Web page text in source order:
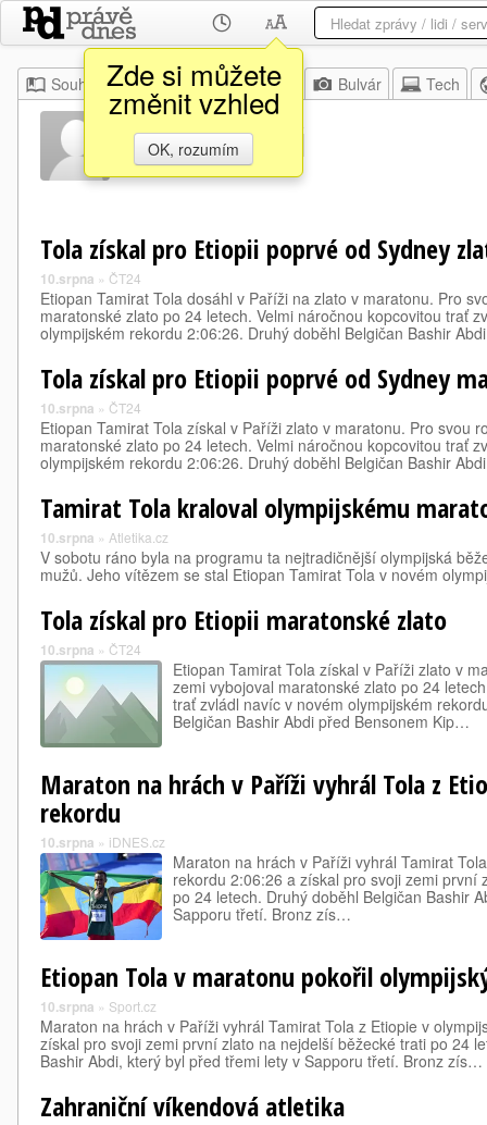
Zde si můžete
změnit vzhled
OK, rozumím
Souhrn Moje Z domova Bulvár Tech
Bashir Abdi
Tola získal pro Etiopii poprvé od Sydney
10.srpna » ČT24
Etiopan Tamirat Tola dosáhl v Paříži na zlato v maratonu. Pro
maratonské zlato po 24 letech. Velmi náročnou kopcovitou trať
olympijském rekordu 2:06:26. Druhý doběhl Belgičan Bashir
Tola získal pro Etiopii poprvé od Sydney
10.srpna » ČT24
Etiopan Tamirat Tola získal v Paříži zlato v maratonu. Pro svou
maratonské zlato po 24 letech. Velmi náročnou kopcovitou trať
olympijském rekordu 2:06:26. Druhý doběhl Belgičan Bashir
Tamirat Tola kraloval olympijskému
10.srpna » Atletika.cz
V sobotu ráno byla na programu ta nejtradičnější olympijská
mužů. Jeho vítězem se stal Etiopan Tamirat Tola v novém
Tola získal pro Etiopii maratonské zlato
10.srpna » ČT24
Etiopan Tamirat Tola získal v Paříži zlato v
zemi vybojoval maratonské zlato po 24
trať zvládl navíc v novém olympijském
Belgičan Bashir Abdi před Bensonem Kip…
Maraton na hrách v Paříži vyhrál Tola z
rekordu
10.srpna » iDNES.cz
Maraton na hrách v Paříži vyhrál Tamirat
rekordu 2:06:26 a získal pro svoji zemi první
po 24 letech. Druhý doběhl Belgičan Bashir
Sapporu třetí. Bronz zís…
Etiopan Tola v maratonu pokořil
10.srpna » Sport.cz
Maraton na hrách v Paříži vyhrál Tamirat Tola z Etiopie v
získal pro svoji zemi první zlato na nejdelší běžecké trati po 24
Bashir Abdi, který byl před třemi lety v Sapporu třetí. Bronz zís…
Zahraniční víkendová atletika